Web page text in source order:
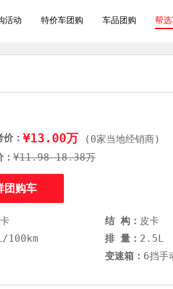
活动 特价车团购 车品团购 帮
： ¥13.00万 (0家当地经销商)
¥11.98-18.38万
团购车
结 构： 皮卡
100km 排 量： 2.5L
变速箱： 6挡手